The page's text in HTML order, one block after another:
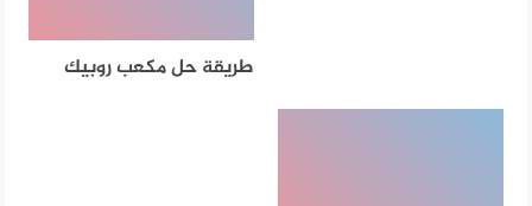
طريقة حل مكعب روبيك